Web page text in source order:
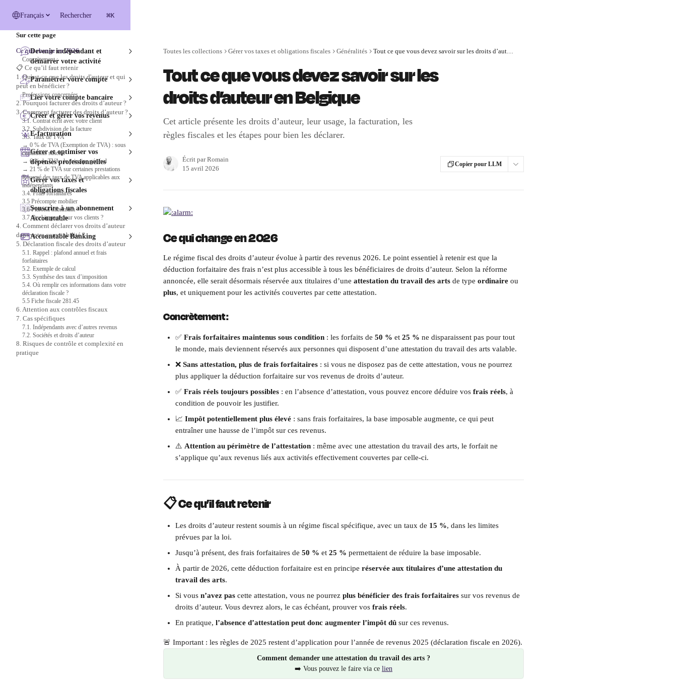
Français Rechercher ⌘K
Devenir indépendant et
démarrer votre activité
Paramétrer votre compte
Lier votre compte bancaire
Créer et gérer vos revenus
E-facturation
Gérer et optimiser vos
dépenses professionnelles
Gérer vos taxes et
obligations fiscales
Souscrire à un abonnement
Accountable
Accountable Banking
Toutes les collections Gérer vos taxes et obligations fiscales Généralités Tout ce que vous devez savoir sur les droits d’auteur en Belgique
Tout ce que vous devez savoir sur les
droits d’auteur en Belgique
Cet article présente les droits d’auteur, leur usage, la facturation, les
règles fiscales et les étapes pour bien les déclarer.
Écrit parRomain
15 avril 2026
Copier pour LLM
Ce qui change en 2026
Le régime fiscal des droits d’auteur évolue à partir des revenus 2026. Le point essentiel à retenir est que la
déduction forfaitaire des frais n’est plus accessible à tous les bénéficiaires de droits d’auteur. Selon la réforme
annoncée, elle serait désormais réservée aux titulaires d’une attestation du travail des arts de type ordinaire ou
plus, et uniquement pour les activités couvertes par cette attestation.
Concrètement :
✅ Frais forfaitaires maintenus sous condition : les forfaits de 50 % et 25 % ne disparaissent pas pour tout
le monde, mais deviennent réservés aux personnes qui disposent d’une attestation du travail des arts valable.
❌ Sans attestation, plus de frais forfaitaires : si vous ne disposez pas de cette attestation, vous ne pourrez
plus appliquer la déduction forfaitaire sur vos revenus de droits d’auteur.
✅ Frais réels toujours possibles : en l’absence d’attestation, vous pouvez encore déduire vos frais réels, à
condition de pouvoir les justifier.
📈 Impôt potentiellement plus élevé : sans frais forfaitaires, la base imposable augmente, ce qui peut
entraîner une hausse de l’impôt sur ces revenus.
⚠️ Attention au périmètre de l’attestation : même avec une attestation du travail des arts, le forfait ne
s’applique qu’aux revenus liés aux activités effectivement couvertes par celle-ci.
📋 Ce qu’il faut retenir
Les droits d’auteur restent soumis à un régime fiscal spécifique, avec un taux de 15 %, dans les limites
prévues par la loi.
Jusqu’à présent, des frais forfaitaires de 50 % et 25 % permettaient de réduire la base imposable.
À partir de 2026, cette déduction forfaitaire est en principe réservée aux titulaires d’une attestation du
travail des arts.
Si vous n’avez pas cette attestation, vous ne pourrez plus bénéficier des frais forfaitaires sur vos revenus de
droits d’auteur. Vous devrez alors, le cas échéant, prouver vos frais réels.
En pratique, l’absence d’attestation peut donc augmenter l’impôt dû sur ces revenus.
🚨 Important : les règles de 2025 restent d’application pour l’année de revenus 2025 (déclaration fiscale en 2026).
Comment demander une attestation du travail des arts ?
➡️ Vous pouvez le faire via ce lien
Sur cette page
Ce qui change en 2026
Concrètement :
📋 Ce qu’il faut retenir
1. Qu'est-ce que les droits d'auteur et qui
peut en bénéficier ?
Professions concernées
2. Pourquoi facturer des droits d’auteur ?
3. Comment facturer des droits d’auteur ?
3.1. Contrat écrit avec votre client
3.2. Subdivision de la facture
3.3. Taux de TVA
→ 0 % de TVA (Exemption de TVA) : sous
conditions strictes
→ 6 % de TVA : le principe général
→ 21 % de TVA sur certaines prestations
Résumé des taux de TVA applicables aux
indépendants
3.4. Frais forfaitaires
3.5 Précompte mobilier
3.6 Plafond maximum
3.7 Quel impact pour vos clients ?
4. Comment déclarer vos droits d’auteur
dans votre comptabilité ?
5. Déclaration fiscale des droits d’auteur
5.1. Rappel : plafond annuel et frais
forfaitaires
5.2. Exemple de calcul
5.3. Synthèse des taux d’imposition
5.4. Où remplir ces informations dans votre
déclaration fiscale ?
5.5 Fiche fiscale 281.45
6. Attention aux contrôles fiscaux
7. Cas spécifiques
7.1. Indépendants avec d’autres revenus
7.2. Sociétés et droits d’auteur
8. Risques de contrôle et complexité en
pratique